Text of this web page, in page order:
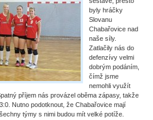
byly hráčky
Slovanu
Chabařovice nad
naše síly.
Zatlačily nás do
defenzívy velmi
dobrým podáním,
čímž jsme
nemohli využít
příjem nás provázel oběma zápasy, takže
Nutno podotknout, že Chabařovice mají
týmy s nimi budou mít velké potíže.